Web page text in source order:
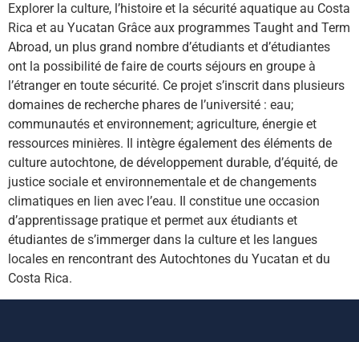
Explorer la culture, l’histoire et la sécurité aquatique au Costa
Rica et au Yucatan Grâce aux programmes Taught and Term
Abroad, un plus grand nombre d’étudiants et d’étudiantes
ont la possibilité de faire de courts séjours en groupe à
l’étranger en toute sécurité. Ce projet s’inscrit dans plusieurs
domaines de recherche phares de l’université : eau;
communautés et environnement; agriculture, énergie et
ressources minières. Il intègre également des éléments de
culture autochtone, de développement durable, d’équité, de
justice sociale et environnementale et de changements
climatiques en lien avec l’eau. Il constitue une occasion
d’apprentissage pratique et permet aux étudiants et
étudiantes de s’immerger dans la culture et les langues
locales en rencontrant des Autochtones du Yucatan et du
Costa Rica.